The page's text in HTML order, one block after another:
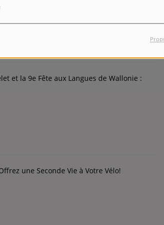
et la 9e Fête aux Langues de Wallonie :
une Seconde Vie à Votre Vélo!